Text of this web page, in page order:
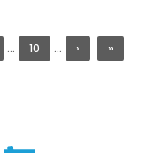
... 10 ... › »